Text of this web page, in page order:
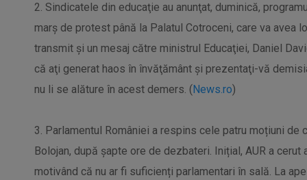
2. Sindicatele din educaţie au anunţat, duminică,
marş de protest până la Palatul Cotroceni, care va avea
transmit şi un mesaj către ministrul Educaţiei, Daniel
că aţi generat haos în învăţământ şi prezentaţi-vă
nu li se alăture în acest demers. (News.ro)
3. Parlamentul României a respins cele patru moțiuni
Bolojan, după șapte ore de dezbateri. Inițial, AUR a cerut
motivând că nu ar fi suficienți parlamentari în sală. La